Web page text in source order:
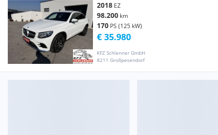
2018 EZ
98.200 km
170 PS (125 kW)
KFZ Schlenner GmbH
8211 Großpesendorf
€ 35.980